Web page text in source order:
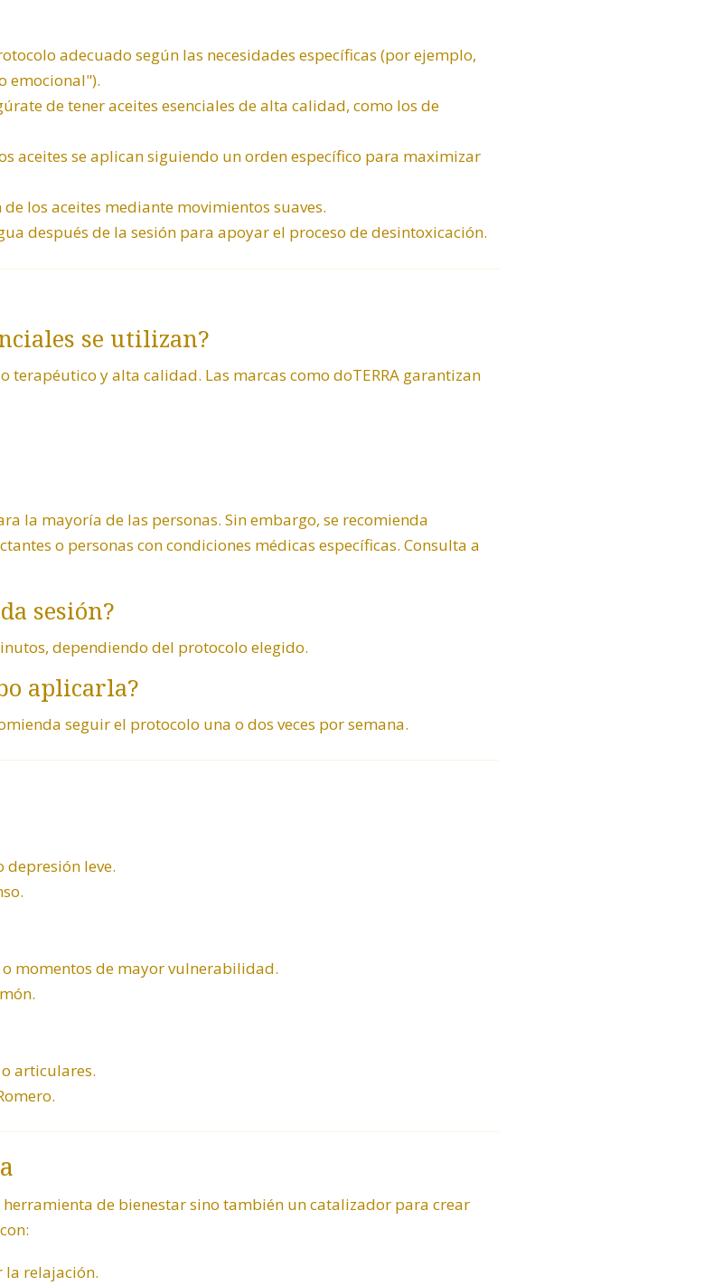
adecuado según las necesidades específicas (por ejemplo,
emocional").
de tener aceites esenciales de alta calidad, como los de
aceites se aplican siguiendo un orden específico para maximizar
los aceites mediante movimientos suaves.
después de la sesión para apoyar el proceso de desintoxicación.
se utilizan?
terapéutico y alta calidad. Las marcas como doTERRA garantizan
la mayoría de las personas. Sin embargo, se recomienda
o personas con condiciones médicas específicas. Consulta a
sesión?
dependiendo del protocolo elegido.
aplicarla?
seguir el protocolo una o dos veces por semana.
depresión leve.
momentos de mayor vulnerabilidad.
articulares.
herramienta de bienestar sino también un catalizador para crear
la relajación.